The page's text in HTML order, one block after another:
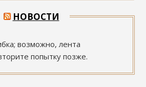
НОВОСТИ
возможно, лента
попытку позже.